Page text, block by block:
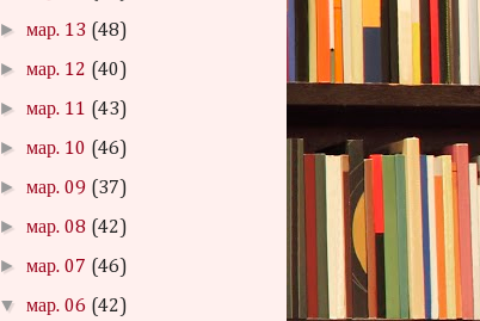
►мар. 13 (48)
►мар. 12 (40)
►мар. 11 (43)
►мар. 10 (46)
►мар. 09 (37)
►мар. 08 (42)
►мар. 07 (46)
▼мар. 06 (42)